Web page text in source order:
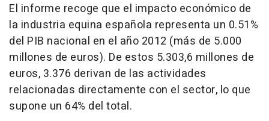
El informe recoge que el impacto económico de
la industria equina española representa un 0.51%
del PIB nacional en el año 2012 (más de 5.000
millones de euros). De estos 5.303,6 millones de
euros, 3.376 derivan de las actividades
relacionadas directamente con el sector, lo que
supone un 64% del total.